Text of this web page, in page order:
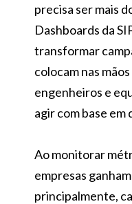
precisa ser mais
Dashboards da
transformar
colocam nas
engenheiros e
agir com base em
Ao monitorar
empresas
principalmente,